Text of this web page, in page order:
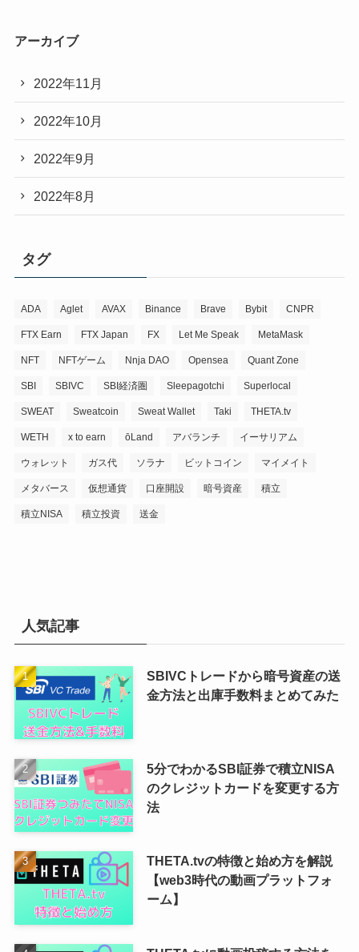
アーカイブ
2022年11月
2022年10月
2022年9月
2022年8月
タグ
ADA Aglet AVAX Binance Brave Bybit CNPR
FTX Earn FTX Japan FX Let Me Speak MetaMask
NFT NFTゲーム Nnja DAO Opensea Quant Zone
SBI SBIVC SBI経済圏 Sleepagotchi Superlocal
SWEAT Sweatcoin Sweat Wallet Taki THETA.tv
WETH x to earn ōLand アバランチ イーサリアム
ウォレット ガス代 ソラナ ビットコイン マイメイト
メタバース 仮想通貨 口座開設 暗号資産 積立
積立NISA 積立投資 送金
人気記事
SBIVCトレードから暗号資産の送
金方法と出庫手数料まとめてみた
5分でわかるSBI証券で積立NISA
のクレジットカードを変更する方
法
THETA.tvの特徴と始め方を解説
【web3時代の動画プラットフォ
ーム】